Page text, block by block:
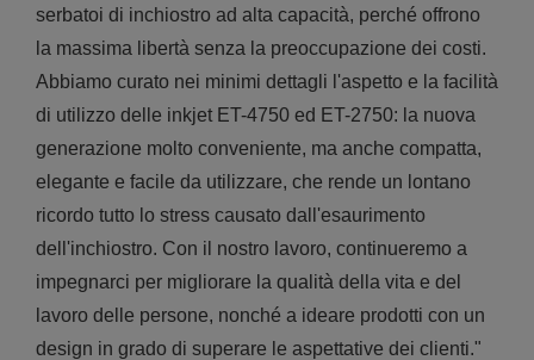
serbatoi di inchiostro ad alta capacità, perché offrono
la massima libertà senza la preoccupazione dei costi.
Abbiamo curato nei minimi dettagli l'aspetto e la facilità
di utilizzo delle inkjet ET-4750 ed ET-2750: la nuova
generazione molto conveniente, ma anche compatta,
elegante e facile da utilizzare, che rende un lontano
ricordo tutto lo stress causato dall'esaurimento
dell'inchiostro. Con il nostro lavoro, continueremo a
impegnarci per migliorare la qualità della vita e del
lavoro delle persone, nonché a ideare prodotti con un
design in grado di superare le aspettative dei clienti."